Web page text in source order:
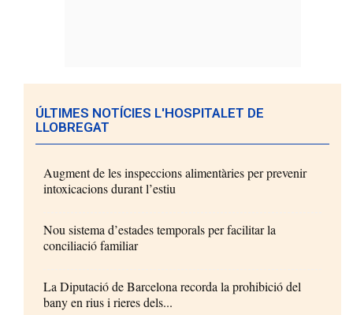
ÚLTIMES NOTÍCIES L'HOSPITALET DE
LLOBREGAT
Augment de les inspeccions alimentàries per prevenir
intoxicacions durant l’estiu
Nou sistema d’estades temporals per facilitar la
conciliació familiar
La Diputació de Barcelona recorda la prohibició del
bany en rius i rieres dels...